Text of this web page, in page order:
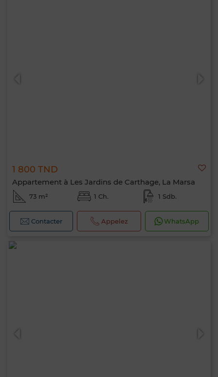
1 800 TND
Appartement à Les Jardins de Carthage, La Marsa
73 m² 1 Ch. 1 Sdb.
Contacter Appelez WhatsApp